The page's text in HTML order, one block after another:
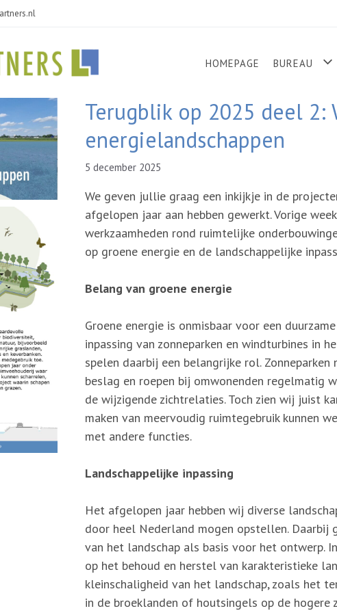
HOMEPAGE BUREAU
Terugblik op 2025 deel 2:
energielandschappen
5 december 2025
We geven jullie graag een inkijkje in de
afgelopen jaar aan hebben gewerkt. Vorige
werkzaamheden rond ruimtelijke
op groene energie en de landschappelijke
Belang van groene energie
Groene energie is onmisbaar voor een
inpassing van zonneparken en windturbines in
spelen daarbij een belangrijke rol. Zonneparken
beslag en roepen bij omwonenden regelmatig
de wijzigende zichtrelaties. Toch zien wij juist
maken van meervoudig ruimtegebruik kunnen
met andere functies.
Landschappelijke inpassing
Het afgelopen jaar hebben wij diverse
door heel Nederland mogen opstellen. Daarbij
van het landschap als basis voor het ontwerp.
op het behoud en herstel van karakteristieke
kleinschaligheid van het landschap, zoals het
in de broeklanden of houtsingels op de hogere